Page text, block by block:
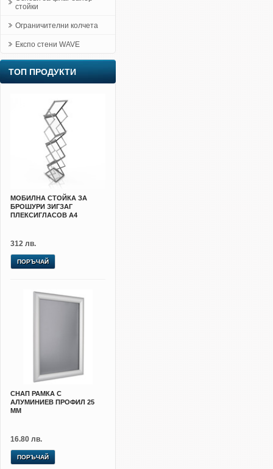
стойки
Ограничителни колчета
Експо стени WAVE
ТОП ПРОДУКТИ
МОБИЛНА СТОЙКА ЗА
БРОШУРИ ЗИГЗАГ
ПЛЕКСИГЛАСОВ А4
312 лв.
ПОРЪЧАЙ
СНАП РАМКА С
АЛУМИНИЕВ ПРОФИЛ 25
ММ
16.80 лв.
ПОРЪЧАЙ